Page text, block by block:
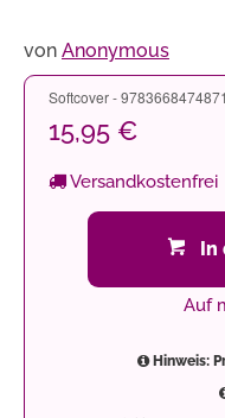
von Anonymous
Softcover - 9783668474871
15,95 €
Versandkostenfrei
In
Auf
Hinweis: